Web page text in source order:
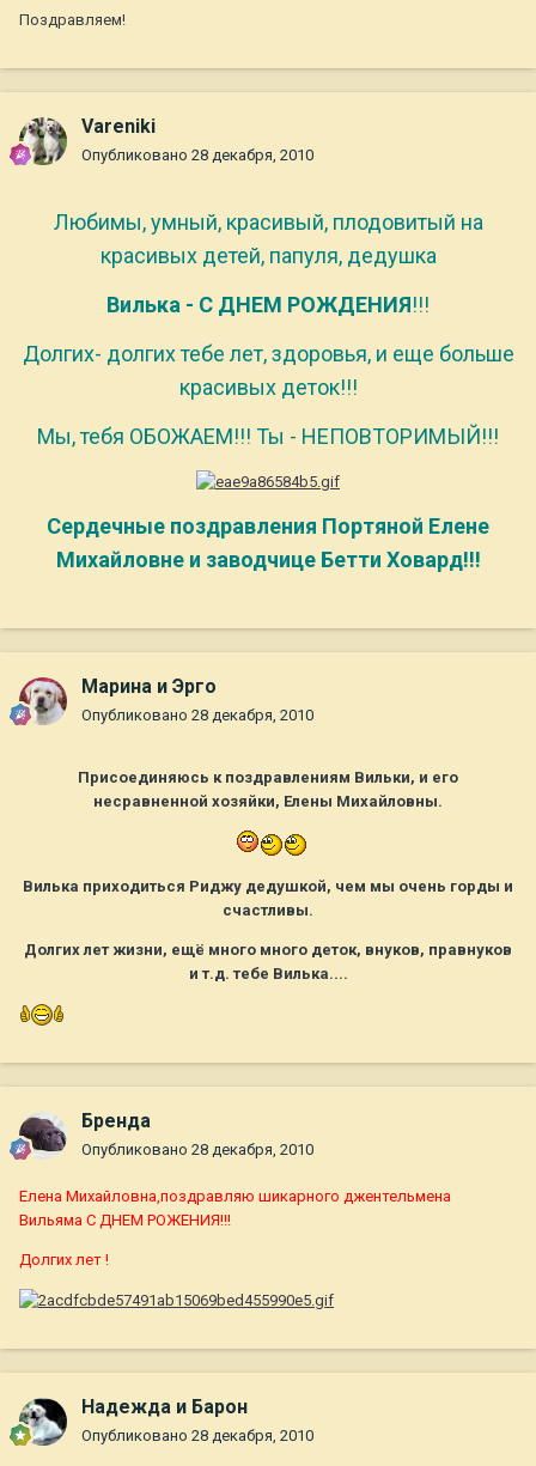
Поздравляем!
Vareniki
Опубликовано 28 декабря, 2010
Любимы, умный, красивый, плодовитый на
красивых детей, папуля, дедушка
Вилька - С ДНЕМ РОЖДЕНИЯ!!!
Долгих- долгих тебе лет, здоровья, и еще больше
красивых деток!!!
Мы, тебя ОБОЖАЕМ!!! Ты - НЕПОВТОРИМЫЙ!!!
Сердечные поздравления Портяной Елене
Михайловне и заводчице Бетти Ховард!!!
Марина и Эрго
Опубликовано 28 декабря, 2010
Присоединяюсь к поздравлениям Вильки, и его
несравненной хозяйки, Елены Михайловны.
Вилька приходиться Риджу дедушкой, чем мы очень горды и
счастливы.
Долгих лет жизни, ещё много много деток, внуков, правнуков
и т.д. тебе Вилька....
Бренда
Опубликовано 28 декабря, 2010
Елена Михайловна,поздравляю шикарного джентельмена
Вильяма С ДНЕМ РОЖЕНИЯ!!!
Долгих лет !
Надежда и Барон
Опубликовано 28 декабря, 2010